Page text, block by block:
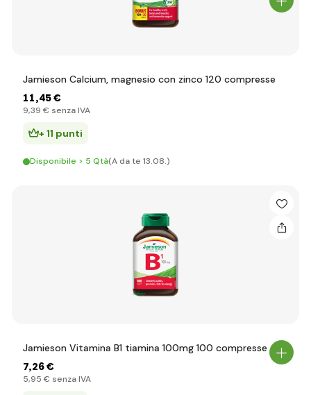
Jamieson Calcium, magnesio con zinco 120 compresse
11,45 €
9,39 € senza IVA
+ 11 punti
Disponibile > 5 Qtà(A da te 13.08.)
Jamieson Vitamina B1 tiamina 100mg 100 compresse
7,26 €
5,95 € senza IVA